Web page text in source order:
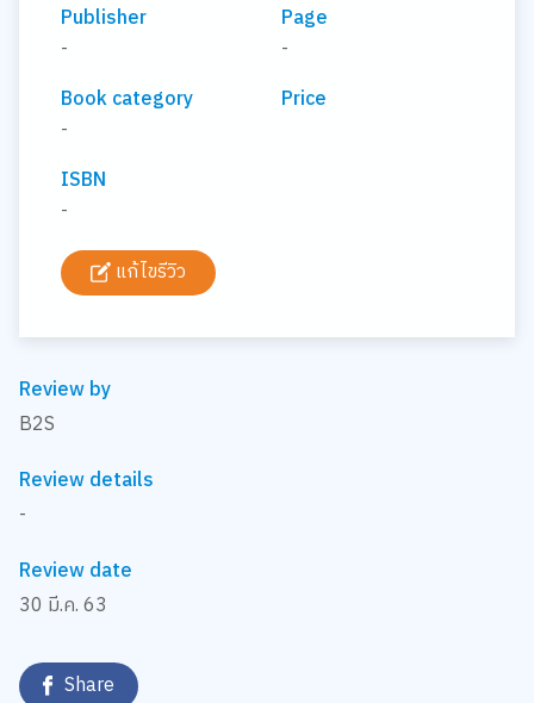
Publisher
-
Page
-
Book category
-
Price
ISBN
-
แก้ไขรีวิว
Review by
B2S
Review details
-
Review date
30 มี.ค. 63
Share